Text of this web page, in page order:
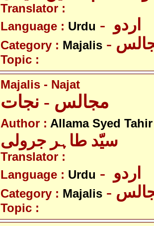
Translator :
Language : Urdu
Category : Majalis
Topic :
Majalis - Najat
Author : Allama Syed
سیّد طاہر جرولی
Translator :
Language : Urdu
Category : Majalis
Topic :